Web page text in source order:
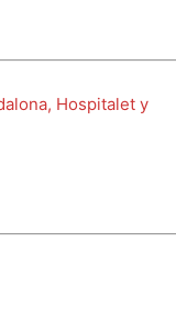
Hospitalet y